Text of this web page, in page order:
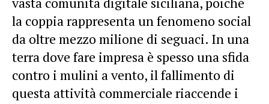
la coppia rappresenta un fenomeno social
da oltre mezzo milione di seguaci. In una
terra dove fare impresa è spesso una sfida
contro i mulini a vento, il fallimento di
questa attività commerciale riaccende i